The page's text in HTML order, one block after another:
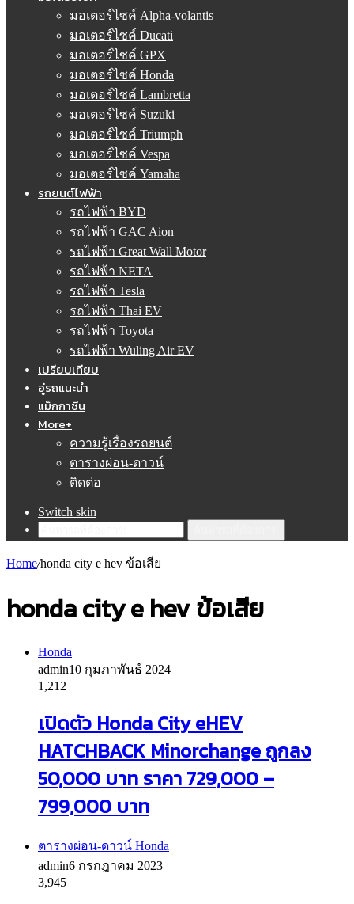
มอเตอร์ไซค์ Alpha-volantis
มอเตอร์ไซค์ Ducati
มอเตอร์ไซค์ GPX
มอเตอร์ไซค์ Honda
มอเตอร์ไซค์ Lambretta
มอเตอร์ไซค์ Suzuki
มอเตอร์ไซค์ Triumph
มอเตอร์ไซค์ Vespa
มอเตอร์ไซค์ Yamaha
รถยนต์ไฟฟ้า
รถไฟฟ้า BYD
รถไฟฟ้า GAC Aion
รถไฟฟ้า Great Wall Motor
รถไฟฟ้า NETA
รถไฟฟ้า Tesla
รถไฟฟ้า Thai EV
รถไฟฟ้า Toyota
รถไฟฟ้า Wuling Air EV
เปรียบเทียบ
อู่รถแนะนำ
แม็กกาซีน
More+
ความรู้เรื่องรถยนต์
ตารางผ่อน-ดาวน์
ติดต่อ
Switch skin
Home/honda city e hev ข้อเสีย
honda city e hev ข้อเสีย
Honda
admin10 กุมภาพันธ์ 2024
1,212
เปิดตัว Honda City eHEV
HATCHBACK Minorchange ถูกลง
50,000 บาท ราคา 729,000 –
799,000 บาท
ตารางผ่อน-ดาวน์ Honda
admin6 กรกฎาคม 2023
3,945